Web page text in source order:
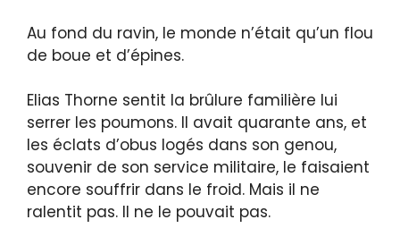
Au fond du ravin, le monde n’était qu’un flou
de boue et d’épines.
Elias Thorne sentit la brûlure familière lui
serrer les poumons. Il avait quarante ans, et
les éclats d’obus logés dans son genou,
souvenir de son service militaire, le faisaient
encore souffrir dans le froid. Mais il ne
ralentit pas. Il ne le pouvait pas.